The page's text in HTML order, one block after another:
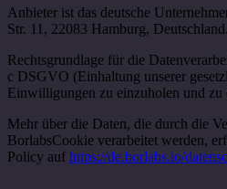
Anbieter ist das deutsche
Str. 11, 22083 Hamburg, Deutschland.
Rechtsgrundlage für die
c DSGVO (Einhaltung unserer
Einwilligungen zu einzuholen und zu
Mehr über die Daten, die durch die
BorlabsCookie verarbeitet werden,
Policy auf https://de.borlabs.io/